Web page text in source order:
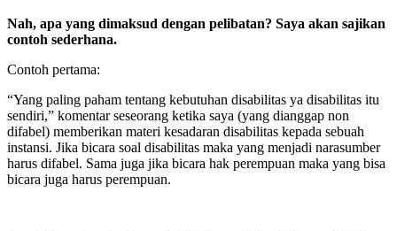
Nah, apa yang dimaksud dengan pelibatan? Saya akan sajikan
contoh sederhana.
Contoh pertama:
“Yang paling paham tentang kebutuhan disabilitas ya disabilitas itu
sendiri,” komentar seseorang ketika saya (yang dianggap non
difabel) memberikan materi kesadaran disabilitas kepada sebuah
instansi. Jika bicara soal disabilitas maka yang menjadi narasumber
harus difabel. Sama juga jika bicara hak perempuan maka yang bisa
bicara juga harus perempuan.